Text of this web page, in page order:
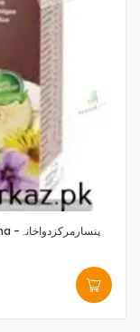
Pansar Markaz Dawakhana -پنسارمرکزدواخانہ